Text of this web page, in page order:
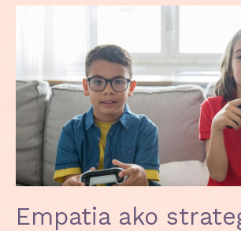
Empatia ako